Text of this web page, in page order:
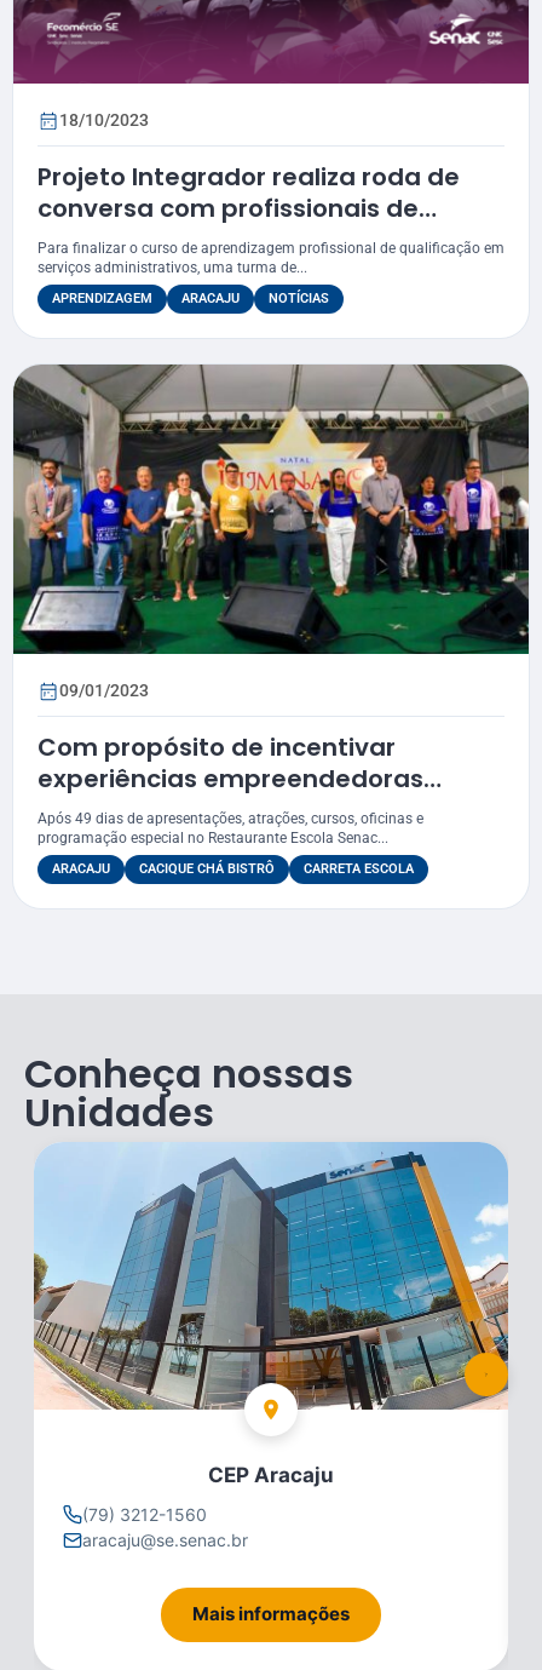
18/10/2023
Projeto Integrador realiza roda de
conversa com profissionais de
diversas áreas do conhecimento
Para finalizar o curso de aprendizagem profissional de qualificação em
serviços administrativos, uma turma de...
APRENDIZAGEM ARACAJU NOTÍCIAS
09/01/2023
Com propósito de incentivar
experiências empreendedoras
Senac/SE encerra participação no
Natal Iluminado
Após 49 dias de apresentações, atrações, cursos, oficinas e
programação especial no Restaurante Escola Senac...
ARACAJU CACIQUE CHÁ BISTRÔ CARRETA ESCOLA
Conheça nossas
Unidades
CEP Aracaju
(79) 3212-1560
aracaju@se.senac.br
Mais informações